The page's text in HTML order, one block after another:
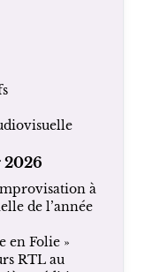
2026
à
de l’année
en Folie »
RTL au